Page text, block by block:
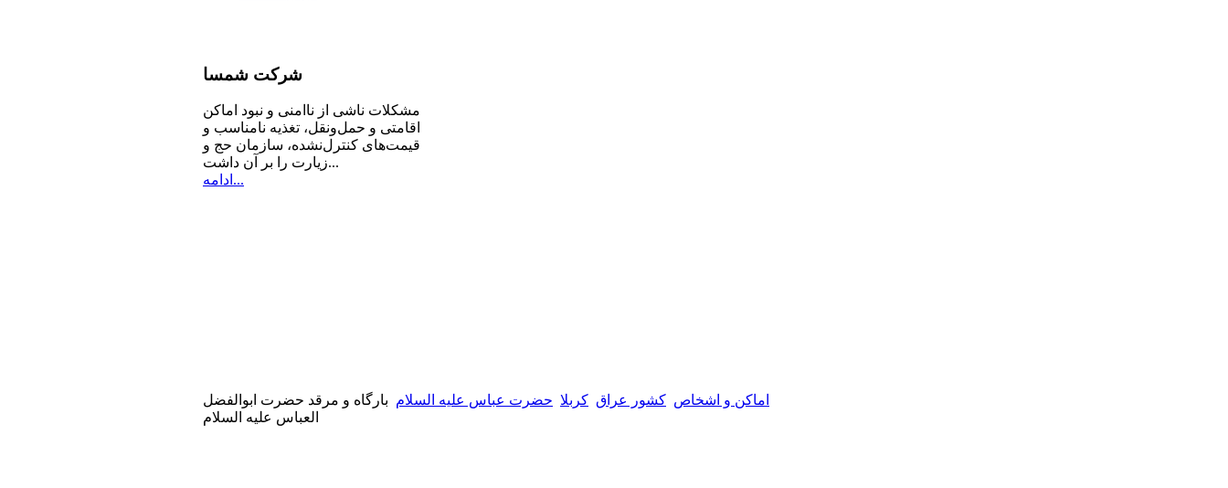
شرکت شمسا
مشكلات ناشی از ناامنی و نبود اماكن
اقامتی و حمل‌ونقل، تغذیه‌ نامناسب و
قیمت‌های كنترل‌نشده، سازمان حج و
زیارت را بر آن داشت...
ادامه...
اماکن و اشخاص كشور عراق كربلا حضرت عباس عليه السلام بارگاه و مرقد حضرت ابوالفضل
العباس عليه السلام